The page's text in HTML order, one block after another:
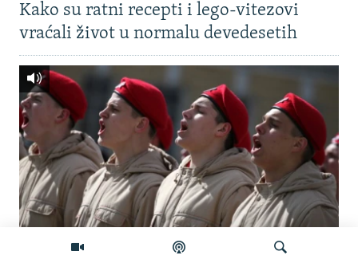
Kako su ratni recepti i lego-vitezovi
vraćali život u normalu devedesetih